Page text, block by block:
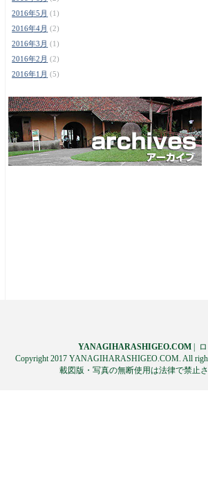
2016年5月 (1)
2016年4月 (2)
2016年3月 (1)
2016年2月 (2)
2016年1月 (5)
YANAGIHARASHIGEO.COM|
Copyright 2017 YANAGIHARASHIGEO.COM. All
載図版・写真の無断使用は法律で禁止